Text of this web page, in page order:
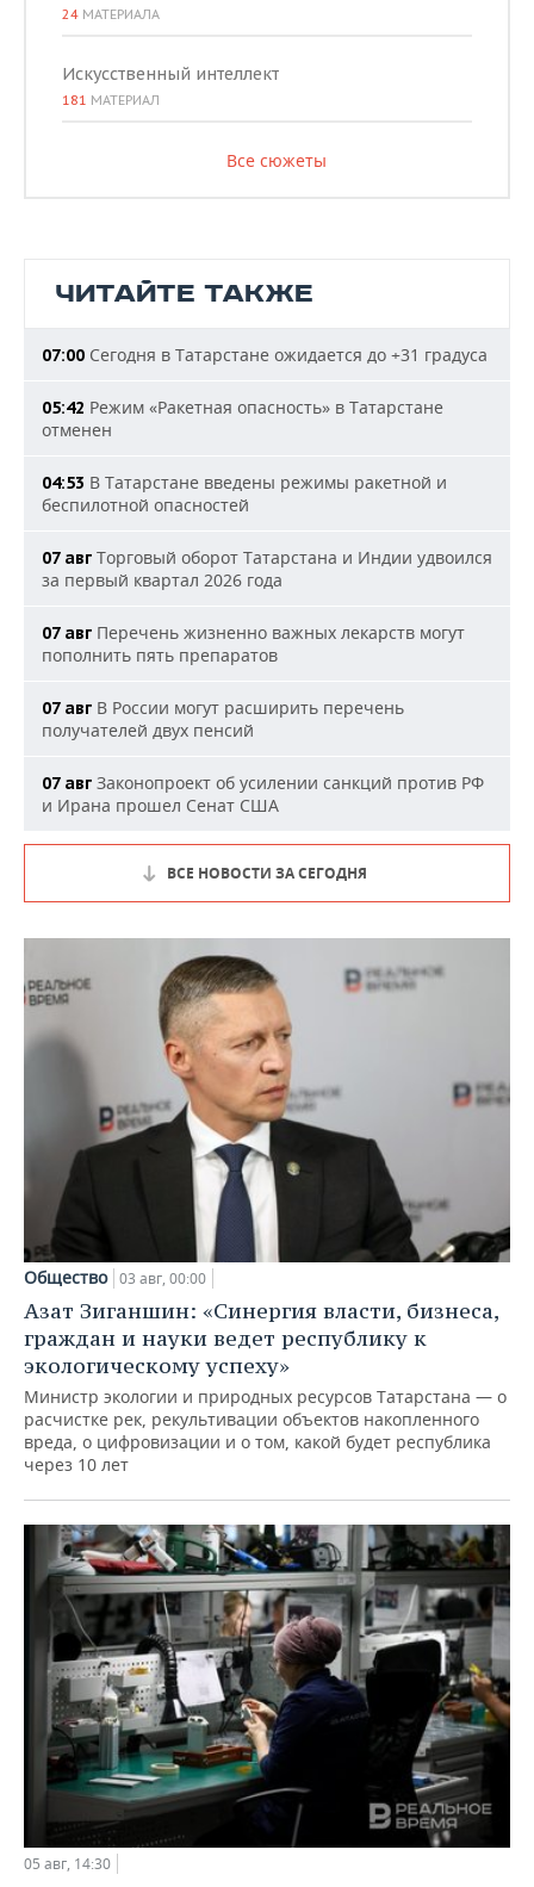
24 МАТЕРИАЛА
Искусственный интеллект
181 МАТЕРИАЛ
Все сюжеты
ЧИТАЙТЕ ТАКЖЕ
07:00 Сегодня в Татарстане ожидается до +31 градуса
05:42 Режим «Ракетная опасность» в Татарстане
отменен
04:53 В Татарстане введены режимы ракетной и
беспилотной опасностей
07 авг Торговый оборот Татарстана и Индии удвоился
за первый квартал 2026 года
07 авг Перечень жизненно важных лекарств могут
пополнить пять препаратов
07 авг В России могут расширить перечень
получателей двух пенсий
07 авг Законопроект об усилении санкций против РФ
и Ирана прошел Сенат США
ВСЕ НОВОСТИ ЗА СЕГОДНЯ
Общество 03 авг, 00:00
Азат Зиганшин: «Синергия власти, бизнеса,
граждан и науки ведет республику к
экологическому успеху»
Министр экологии и природных ресурсов Татарстана — о
расчистке рек, рекультивации объектов накопленного
вреда, о цифровизации и о том, какой будет республика
через 10 лет
05 авг, 14:30